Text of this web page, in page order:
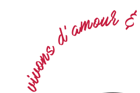
v
i
v
o
n
s
d
’amour &